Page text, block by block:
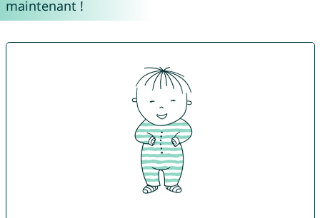
maintenant !